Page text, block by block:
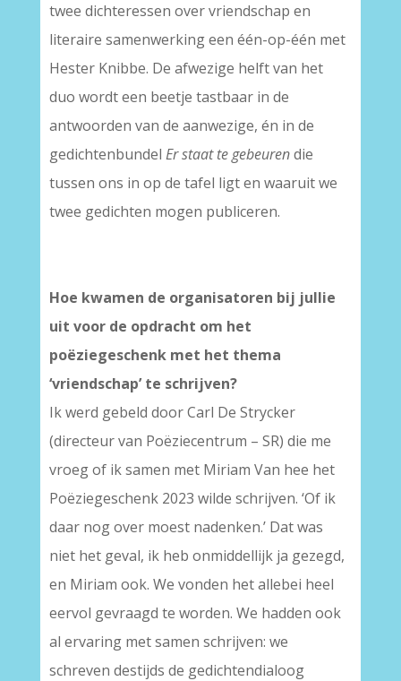
twee dichteressen over vriendschap en
literaire samenwerking een één-op-één met
Hester Knibbe. De afwezige helft van het
duo wordt een beetje tastbaar in de
antwoorden van de aanwezige, én in de
gedichtenbundel Er staat te gebeurendie
tussen ons in op de tafel ligt en waaruit we
twee gedichten mogen publiceren.
Hoe kwamen de organisatoren bij jullie
uit voor de opdracht om het
poëziegeschenk met het thema
‘vriendschap’ te schrijven?
Ik werd gebeld door Carl De Strycker
(directeur van Poëziecentrum – SR) die me
vroeg of ik samen met Miriam Van hee het
Poëziegeschenk 2023 wilde schrijven. ‘Of ik
daar nog over moest nadenken.’ Dat was
niet het geval, ik heb onmiddellijk ja gezegd,
en Miriam ook. We vonden het allebei heel
eervol gevraagd te worden. We hadden ook
al ervaring met samen schrijven: we
schreven destijds de gedichtendialoog